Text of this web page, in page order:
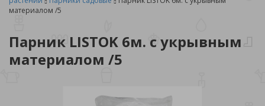
материалом /5
Парник LISTOK 6м. с укрывным
материалом /5